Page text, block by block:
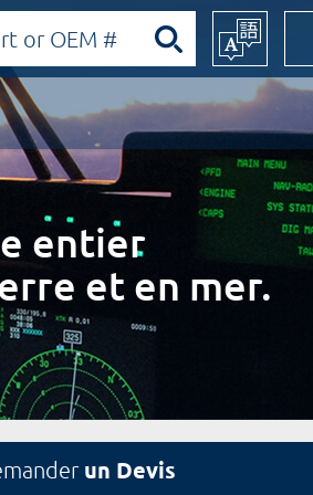
entier
et en mer.
un Devis